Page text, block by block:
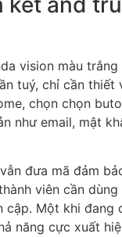
vision màu
tuý, chỉ cần thiết
chọn chọn
như email, mật
đưa mã đảm
viên cần
Một khi đang
năng cực xuất